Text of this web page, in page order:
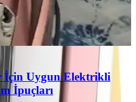
İçin Uygun Elektrikli
İpuçları